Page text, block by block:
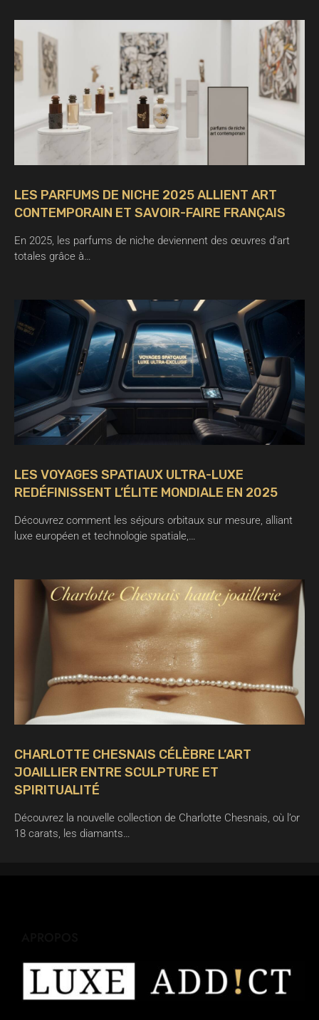
LES PARFUMS DE NICHE 2025 ALLIENT ART
CONTEMPORAIN ET SAVOIR-FAIRE FRANÇAIS
En 2025, les parfums de niche deviennent des œuvres d’art
totales grâce à…
LES VOYAGES SPATIAUX ULTRA-LUXE
REDÉFINISSENT L’ÉLITE MONDIALE EN 2025
Découvrez comment les séjours orbitaux sur mesure, alliant
luxe européen et technologie spatiale,…
CHARLOTTE CHESNAIS CÉLÈBRE L’ART
JOAILLIER ENTRE SCULPTURE ET
SPIRITUALITÉ
Découvrez la nouvelle collection de Charlotte Chesnais, où l’or
18 carats, les diamants…